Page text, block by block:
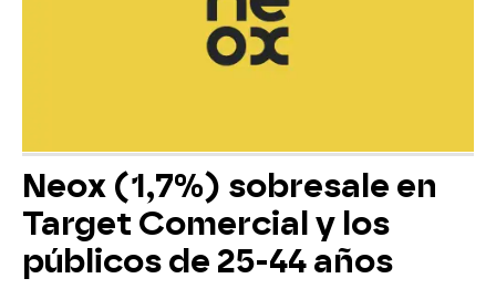
Neox (1,7%) sobresale en
Target Comercial y los
públicos de 25-44 años